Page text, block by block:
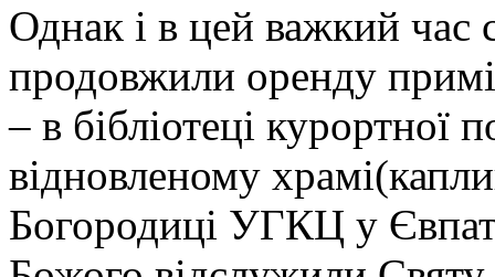
Однак і в цей важкий
продовжили оренду
– в бібліотеці курортної
відновленому
Богородиці УГКЦ у